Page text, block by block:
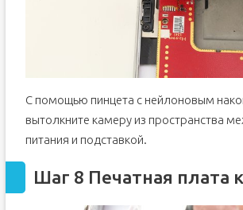
С помощью пинцета с нейлоновым
вытолкните камеру из пространства
питания и подставкой.
Шаг 8 Печатная плата